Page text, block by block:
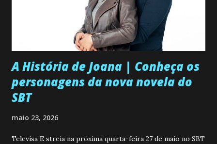
A História de Joana | Conheça os
personagens da nova novela do
SBT
maio 23, 2026
Televisa E streia na próxima quarta-feira 27 de maio no SBT